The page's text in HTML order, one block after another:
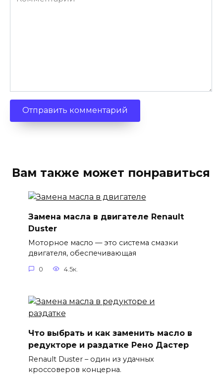
Вам также может понравиться
Замена масла в двигателе Renault
Duster
Моторное масло — это система смазки
двигателя, обеспечивающая
0 4.5к.
Что выбрать и как заменить масло в
редукторе и раздатке Рено Дастер
Renault Duster – один из удачных
кроссоверов концерна.